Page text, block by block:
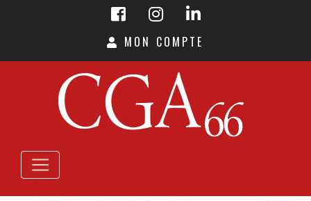
MON COMPTE